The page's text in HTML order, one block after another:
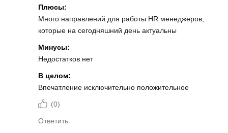
Плюсы:
Много направлений для работы HR менеджеров,
которые на сегодняшний день актуальны
Минусы:
Недостатков нет
В целом:
Впечатление исключительно положительное
(0)
Ответить